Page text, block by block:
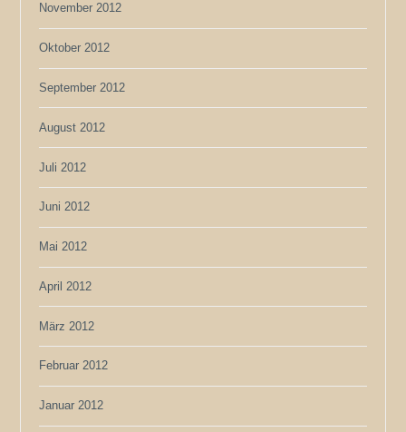
November 2012
Oktober 2012
September 2012
August 2012
Juli 2012
Juni 2012
Mai 2012
April 2012
März 2012
Februar 2012
Januar 2012